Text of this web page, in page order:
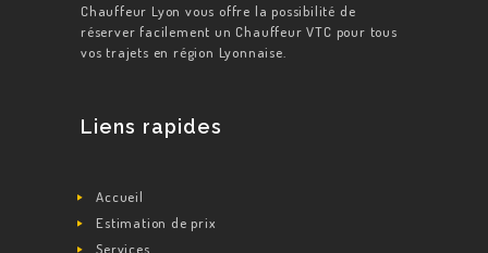
Chauffeur Lyon vous offre la possibilité de
réserver facilement un Chauffeur VTC pour tous
vos trajets en région Lyonnaise.
Liens rapides
Accueil
Estimation de prix
Services